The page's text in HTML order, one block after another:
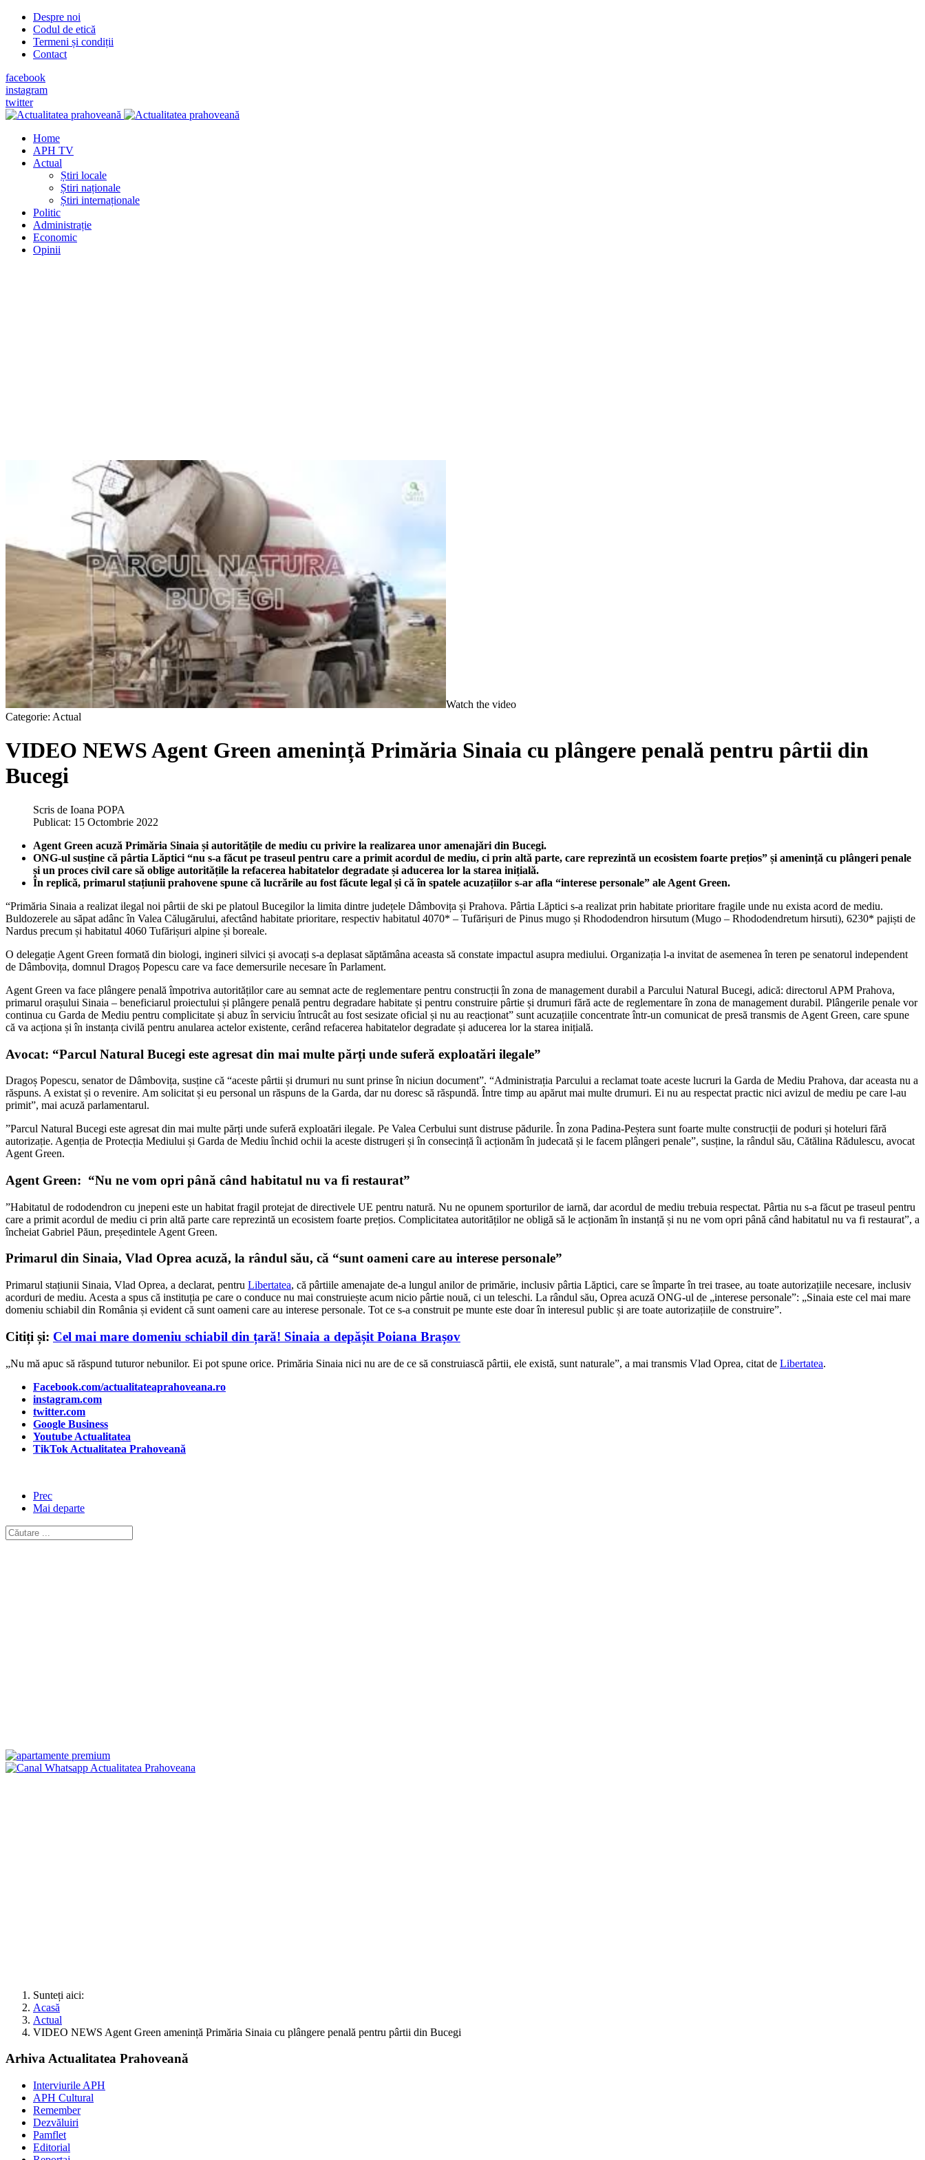
Despre noi
Codul de etică
Termeni și condiții
Contact
facebook
instagram
twitter
Home
APH TV
Actual
Știri locale
Știri naționale
Știri internaționale
Politic
Administrație
Economic
Opinii
Watch the video
Categorie: Actual
VIDEO NEWS Agent Green amenință Primăria Sinaia cu plângere penală pentru pârtii din
Bucegi
Scris de Ioana POPA
Publicat: 15 Octombrie 2022
Agent Green acuză Primăria Sinaia și autoritățile de mediu cu privire la realizarea unor amenajări din Bucegi.
ONG-ul susține că pârtia Lăptici “nu s-a făcut pe traseul pentru care a primit acordul de mediu, ci prin altă parte, care reprezintă un ecosistem foarte prețios” și amenință cu plângeri penale
și un proces civil care să oblige autoritățile la refacerea habitatelor degradate și aducerea lor la starea inițială.
În replică, primarul stațiunii prahovene spune că lucrările au fost făcute legal și că în spatele acuzațiilor s-ar afla “interese personale” ale Agent Green.
“Primăria Sinaia a realizat ilegal noi pârtii de ski pe platoul Bucegilor la limita dintre județele Dâmbovița și Prahova. Pârtia Lăptici s-a realizat prin habitate prioritare fragile unde nu exista acord de mediu.
Buldozerele au săpat adânc în Valea Călugărului, afectând habitate prioritare, respectiv habitatul 4070* – Tufărișuri de Pinus mugo și Rhododendron hirsutum (Mugo – Rhododendretum hirsuti), 6230* pajiști de
Nardus precum și habitatul 4060 Tufărișuri alpine și boreale.
O delegație Agent Green formată din biologi, ingineri silvici și avocați s-a deplasat săptămâna aceasta să constate impactul asupra mediului. Organizația l-a invitat de asemenea în teren pe senatorul independent
de Dâmbovița, domnul Dragoș Popescu care va face demersurile necesare în Parlament.
Agent Green va face plângere penală împotriva autorităților care au semnat acte de reglementare pentru construcții în zona de management durabil a Parcului Natural Bucegi, adică: directorul APM Prahova,
primarul orașului Sinaia – beneficiarul proiectului și plângere penală pentru degradare habitate și pentru construire pârtie și drumuri fără acte de reglementare în zona de management durabil. Plângerile penale vor
continua cu Garda de Mediu pentru complicitate și abuz în serviciu întrucât au fost sesizate oficial și nu au reacționat” sunt acuzațiile concentrate într-un comunicat de presă transmis de Agent Green, care spune
că va acționa și în instanța civilă pentru anularea actelor existente, cerând refacerea habitatelor degradate și aducerea lor la starea inițială.
Avocat: “Parcul Natural Bucegi este agresat din mai multe părți unde suferă exploatări ilegale”
Dragoș Popescu, senator de Dâmbovița, susține că “aceste pârtii și drumuri nu sunt prinse în niciun document”. “Administrația Parcului a reclamat toate aceste lucruri la Garda de Mediu Prahova, dar aceasta nu a
răspuns. A existat și o revenire. Am solicitat și eu personal un răspuns de la Garda, dar nu doresc să răspundă. Între timp au apărut mai multe drumuri. Ei nu au respectat practic nici avizul de mediu pe care l-au
primit”, mai acuză parlamentarul.
”Parcul Natural Bucegi este agresat din mai multe părți unde suferă exploatări ilegale. Pe Valea Cerbului sunt distruse pădurile. În zona Padina-Peștera sunt foarte multe construcții de poduri și hoteluri fără
autorizație. Agenția de Protecția Mediului și Garda de Mediu închid ochii la aceste distrugeri și în consecință îi acționăm în judecată și le facem plângeri penale”, susține, la rândul său, Cătălina Rădulescu, avocat
Agent Green.
Agent Green: “Nu ne vom opri până când habitatul nu va fi restaurat”
”Habitatul de rododendron cu jnepeni este un habitat fragil protejat de directivele UE pentru natură. Nu ne opunem sporturilor de iarnă, dar acordul de mediu trebuia respectat. Pârtia nu s-a făcut pe traseul pentru
care a primit acordul de mediu ci prin altă parte care reprezintă un ecosistem foarte prețios. Complicitatea autorităților ne obligă să le acționăm în instanță și nu ne vom opri până când habitatul nu va fi restaurat”, a
încheiat Gabriel Păun, președintele Agent Green.
Primarul din Sinaia, Vlad Oprea acuză, la rândul său, că “sunt oameni care au interese personale”
Primarul stațiunii Sinaia, Vlad Oprea, a declarat, pentru Libertatea, că pârtiile amenajate de-a lungul anilor de primărie, inclusiv pârtia Lăptici, care se împarte în trei trasee, au toate autorizațiile necesare, inclusiv
acorduri de mediu. Acesta a spus că instituția pe care o conduce nu mai construiește acum nicio pârtie nouă, ci un teleschi. La rândul său, Oprea acuză ONG-ul de „interese personale”: „Sinaia este cel mai mare
domeniu schiabil din România și evident că sunt oameni care au interese personale. Tot ce s-a construit pe munte este doar în interesul public și are toate autorizațiile de construire”.
Citiți și: Cel mai mare domeniu schiabil din țară! Sinaia a depășit Poiana Brașov
„Nu mă apuc să răspund tuturor nebunilor. Ei pot spune orice. Primăria Sinaia nici nu are de ce să construiască pârtii, ele există, sunt naturale”, a mai transmis Vlad Oprea, citat de Libertatea.
Facebook.com/actualitateaprahoveana.ro
instagram.com
twitter.com
Google Business
Youtube Actualitatea
TikTok Actualitatea Prahoveană
Prec
Mai departe
Sunteți aici:
Acasă
Actual
VIDEO NEWS Agent Green amenință Primăria Sinaia cu plângere penală pentru pârtii din Bucegi
Arhiva Actualitatea Prahoveană
Interviurile APH
APH Cultural
Remember
Dezvăluiri
Pamflet
Editorial